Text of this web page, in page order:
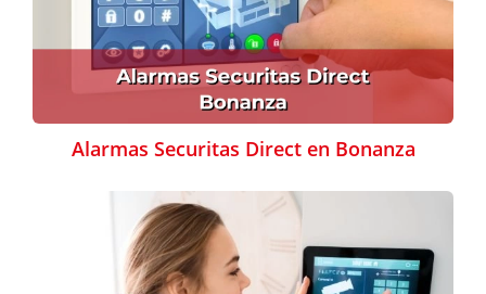
Alarmas Securitas Direct en Bonanza